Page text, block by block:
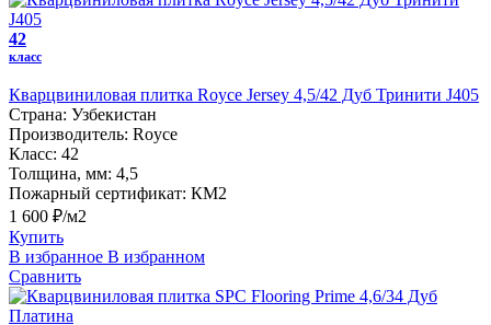
42
класс
Кварцвиниловая плитка Royce Jersey 4,5/42 Дуб Тринити J405
Страна: Узбекистан
Производитель: Royce
Класс: 42
Толщина, мм: 4,5
Пожарный сертификат: КМ2
1 600 ₽/м2
Купить
В избранное В избранном
Сравнить